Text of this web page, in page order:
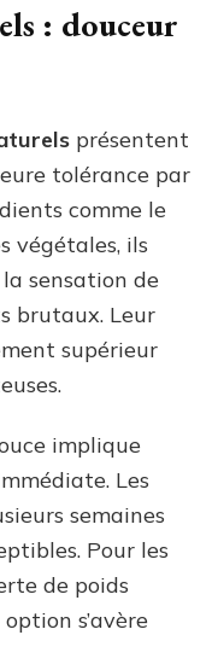
: douceur
présentent
tolérance par
comme le
végétales, ils
sensation de
brutaux. Leur
supérieur
implique
Les
semaines
Pour les
de poids
s’avère